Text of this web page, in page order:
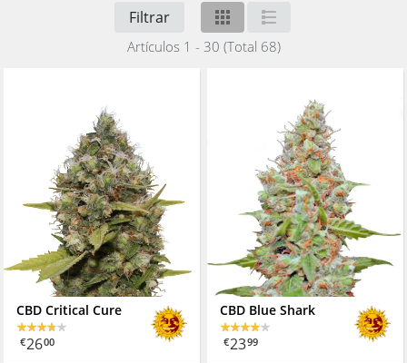
Filtrar
Artículos 1 - 30 (Total 68)
CBD Critical Cure
€2600
CBD Blue Shark
€2399